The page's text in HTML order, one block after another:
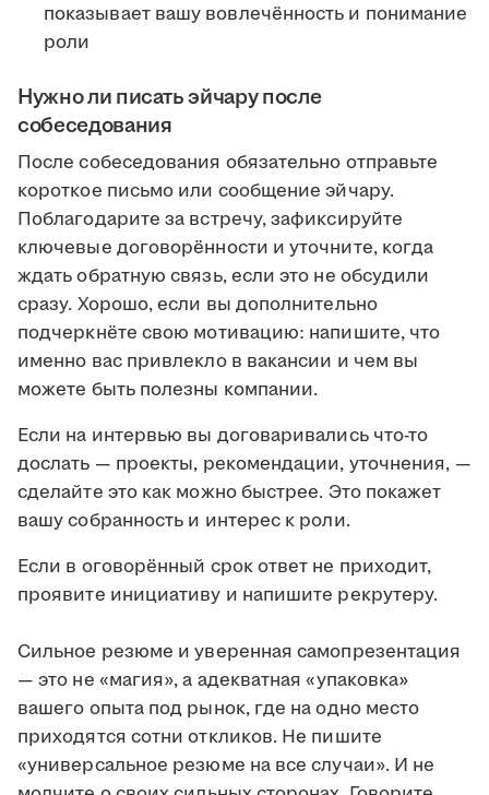
показывает вашу вовлечённость и понимание
роли
Нужно ли писать эйчару после
собеседования
После собеседования обязательно отправьте
короткое письмо или сообщение эйчару.
Поблагодарите за встречу, зафиксируйте
ключевые договорённости и уточните, когда
ждать обратную связь, если это не обсудили
сразу. Хорошо, если вы дополнительно
подчеркнёте свою мотивацию: напишите, что
именно вас привлекло в вакансии и чем вы
можете быть полезны компании.
Если на интервью вы договаривались что-то
дослать — проекты, рекомендации, уточнения, —
сделайте это как можно быстрее. Это покажет
вашу собранность и интерес к роли.
Если в оговорённый срок ответ не приходит,
проявите инициативу и напишите рекрутеру.
Сильное резюме и уверенная самопрезентация
— это не «магия», а адекватная «упаковка»
вашего опыта под рынок, где на одно место
приходятся сотни откликов. Не пишите
«универсальное резюме на все случаи». И не